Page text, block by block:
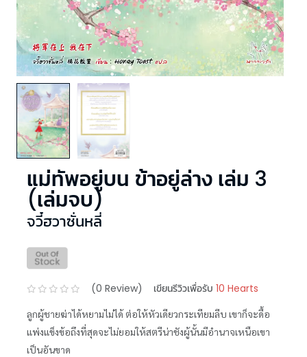
แม่ทัพอยู่บน ข้าอยู่ล่าง เล่ม 3
(เล่มจบ)
จวี๋ฮวาซั่นหลี่
(0 Review) เขียนรีวิวเพื่อรับ 10 Hearts
ลูกผู้ชายฆ่าได้หยามไม่ได้ ต่อให้หัวเดียวกระเทียมลีบ เขาก็จะดื้อ
แพ่งแข็งข้อถึงที่สุดจะไม่ยอมให้สตรีน่าชังผู้นั้นมีอำนาจเหนือเขา
เป็นอันขาด